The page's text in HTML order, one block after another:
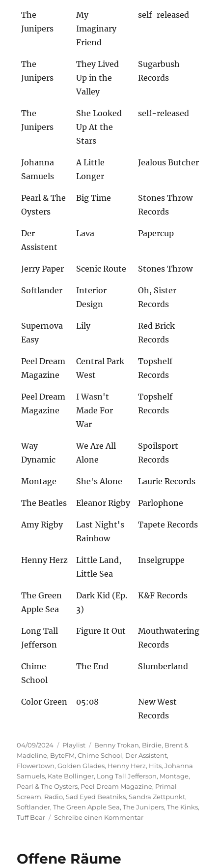
The
Junipers
My
Imaginary
Friend
self-released
The
Junipers
They Lived
Up in the
Valley
Sugarbush
Records
The
Junipers
She Looked
Up At the
Stars
self-released
Johanna
Samuels
A Little
Longer
Jealous Butcher
Pearl & The
Oysters
Big Time
Stones Throw
Records
Der
Assistent
Lava Papercup
Jerry Paper Scenic Route Stones Throw
Softlander
Interior
Design
Oh, Sister
Records
Supernova
Easy
Lily
Red Brick
Records
Peel Dream
Magazine
Central Park
West
Topshelf
Records
Peel Dream
Magazine
I Wasn't
Made For
War
Topshelf
Records
Way
Dynamic
We Are All
Alone
Spoilsport
Records
Montage She's Alone Laurie Records
The Beatles Eleanor Rigby Parlophone
Amy Rigby
Last Night's
Rainbow
Tapete Records
Henny Herz
Little Land,
Little Sea
Inselgruppe
The Green
Apple Sea
Dark Kid (Ep.
3)
K&F Records
Long Tall
Jefferson
Figure It Out
Mouthwatering
Records
Chime
School
The End Slumberland
Color Green 05:08
New West
Records
Veröffentlicht
am
04/09/2024 Kategorien
Playlist Schlagwörter
Benny Trokan, Birdie, Brent &
Madeline, ByteFM,Chime School, Der Assistent,
Flowertown,Golden Glades, Henny Herz, Hits,Johanna
Samuels, Kate Bollinger, Long Tall Jefferson, Montage,
Pearl & The Oysters, Peel Dream Magazine, Primal
Scream, Radio,Sad Eyed Beatniks,Sandra Zettpunkt,
Softlander,The Green Apple Sea,The Junipers,The Kinks,
Tuff Bear
Schreibe einen Kommentarzu
Offene Räume